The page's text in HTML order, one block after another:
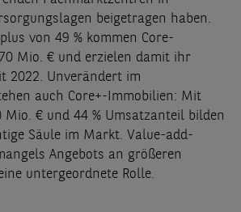
beigetragen haben.
von 49 % kommen Core-
Mio. € und erzielen damit ihr
2022. Unverändert im
auch Core+-Immobilien: Mit
Mio. € und 44 % Umsatzanteil bilden
Säule im Markt. Value-add-
Angebots an größeren
untergeordnete Rolle.